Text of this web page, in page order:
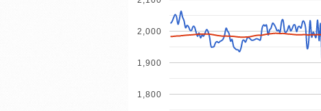
1,800
1,900
2,000